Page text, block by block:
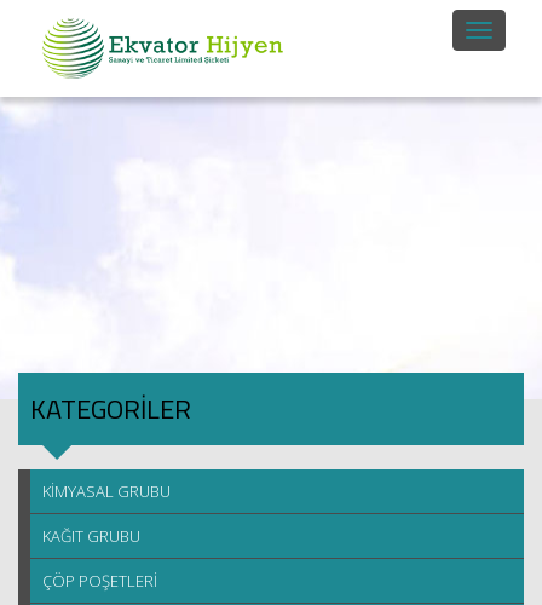
KATEGORİLER
KİMYASAL GRUBU
KAĞIT GRUBU
ÇÖP POŞETLERİ